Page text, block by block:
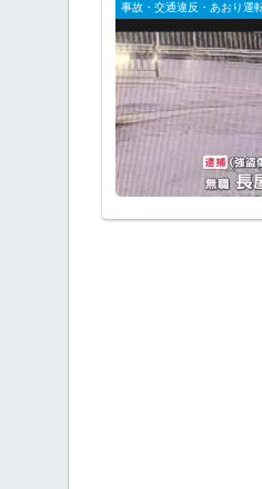
事故・交通違反・あおり運